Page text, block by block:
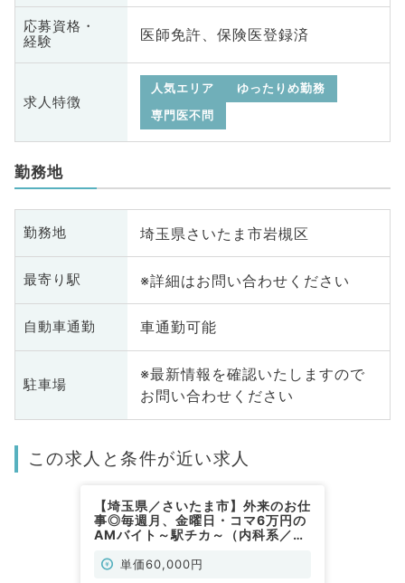
応募資格・
経験
医師免許、保険医登録済
求人特徴
人気エリア
ゆったりめ勤務
専門医不問
勤務地
勤務地 埼玉県さいたま市岩槻区
最寄り駅 ※詳細はお問い合わせください
自動車通勤 車通勤可能
駐車場
※最新情報を確認いたしますので
お問い合わせください
この求人と条件が近い求人
【埼玉県／さいたま市】外来のお仕
事◎毎週月、金曜日・コマ6万円の
AMバイト～駅チカ～（内科系／非
単価60,000円